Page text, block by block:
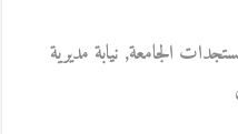
الجامعة, نيابة مديرية